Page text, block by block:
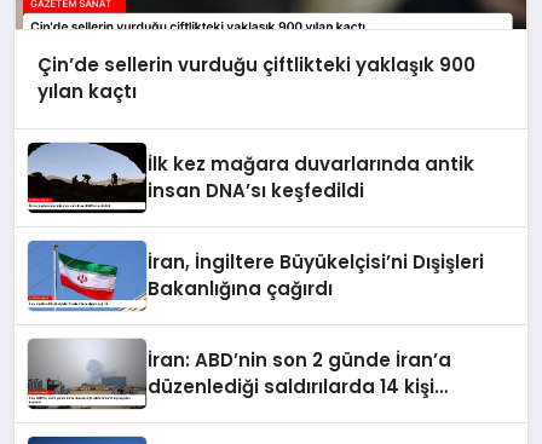
Çin’de sellerin vurduğu çiftlikteki yaklaşık 900
yılan kaçtı
İlk kez mağara duvarlarında antik
insan DNA’sı keşfedildi
İran, İngiltere Büyükelçisi’ni Dışişleri
Bakanlığına çağırdı
İran: ABD’nin son 2 günde İran’a
düzenlediği saldırılarda 14 kişi